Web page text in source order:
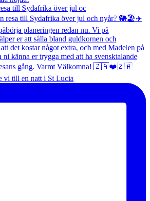
till Sydafrika över jul oc
vi till en natt i St Lucia